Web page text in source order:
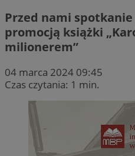
Przed nami spotkanie
promocją książki
milionerem”
04 marca 2024 09:45
Czas czytania: 1 min.